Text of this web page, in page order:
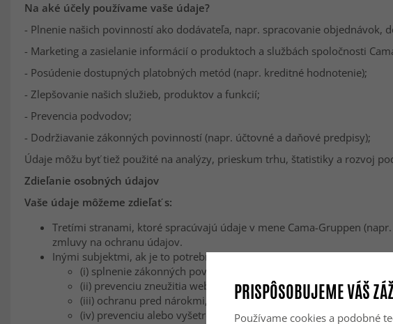
Na aké účely používame vaše údaje?
- Plnenie našich povinností ako dodávateľa, napr. spracovanie objednávok,
- Marketing a zasielanie informácií o produktoch a službách spoločnosti
- Posúdenie dostupných platobných metód (napr. kreditné hodnotenie);
- Zlepšovanie našich služieb, produktov a funkcií;
- Prevencia podvodov;
- Dodržiavanie zákonných povinností (napr. účtovné a daňové predpisy);
Údaje môžu byť tiež použité na analýzy, prieskum trhu, štatistiky a rozvoj
Zdieľanie osobných údajov
Vaše údaje môžeme zdieľať s:
Tretími stranami, ktoré spracúvajú údaje v mene Cama-Gruppen
zmluvy na ochranu údajov.
Inými subjektmi, ak je to potrebné na:
(i) splnenie zákonných povinností alebo rozhodnutí súdu,
(ii) prevenciu zneužitia webovej stránky,
(iii) ochranu pred nárokmi,
(iv) prevenciu alebo vyšetrovanie podvodov.
PRISPÔSOBUJEME VÁŠ
Používame cookies a podobné